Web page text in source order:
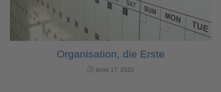
Organisation, die Erste
junio 17, 2022